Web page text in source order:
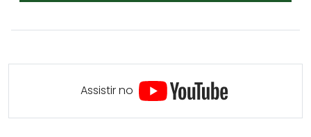
Assistir no